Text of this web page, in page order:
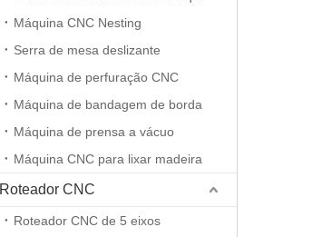
Máquina CNC Nesting
Serra de mesa deslizante
Máquina de perfuração CNC
Máquina de bandagem de borda
Máquina de prensa a vácuo
Máquina CNC para lixar madeira
Roteador CNC
Roteador CNC de 5 eixos